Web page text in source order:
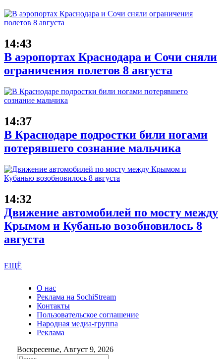
14:43
В аэропортах Краснодара и Сочи сняли
ограничения полетов 8 августа
14:37
В Краснодаре подростки били ногами
потерявшего сознание мальчика
14:32
Движение автомобилей по мосту между
Крымом и Кубанью возобновилось 8
августа
ЕЩЁ
О нас
Реклама на SochiStream
Контакты
Пользовательское соглашение
Народная медиа-группа
Реклама
Воскресенье, Август 9, 2026